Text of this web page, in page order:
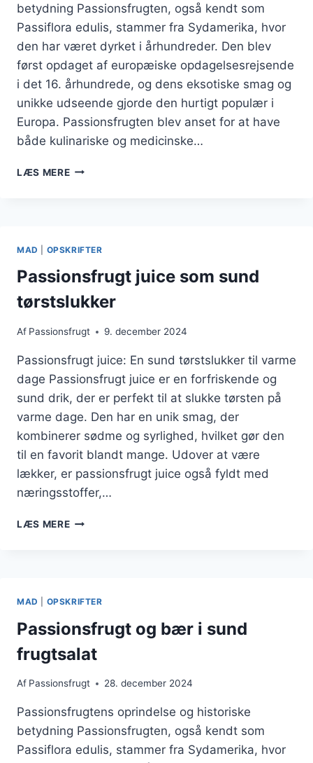
betydning Passionsfrugten, også kendt som
Passiflora edulis, stammer fra Sydamerika, hvor
den har været dyrket i århundreder. Den blev
først opdaget af europæiske opdagelsesrejsende
i det 16. århundrede, og dens eksotiske smag og
unikke udseende gjorde den hurtigt populær i
Europa. Passionsfrugten blev anset for at have
både kulinariske og medicinske…
LÆS MEREPASSIONSFRUGT
MAD OPSKRIFTER
Passionsfrugt juice som sund
tørstslukker
Af Passionsfrugt 9. december 2024
Passionsfrugt juice: En sund tørstslukker til varme
dage Passionsfrugt juice er en forfriskende og
sund drik, der er perfekt til at slukke tørsten på
varme dage. Den har en unik smag, der
kombinerer sødme og syrlighed, hvilket gør den
til en favorit blandt mange. Udover at være
lækker, er passionsfrugt juice også fyldt med
næringsstoffer,…
LÆS MEREPASSIONSFRUGT
MAD OPSKRIFTER
Passionsfrugt og bær i sund
frugtsalat
Af Passionsfrugt 28. december 2024
Passionsfrugtens oprindelse og historiske
betydning Passionsfrugten, også kendt som
Passiflora edulis, stammer fra Sydamerika, hvor